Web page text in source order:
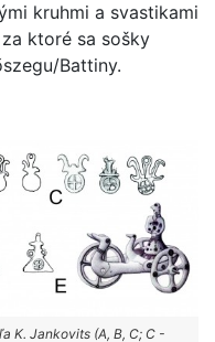
kruhmi a svastikami
ktoré sa sošky
Battiny.
K. Jankovits (A, B, C; C -